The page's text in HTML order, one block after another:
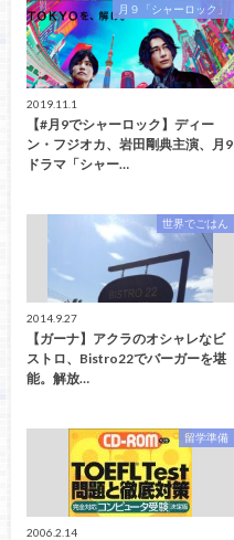
月９「シャーロック」
2019.11.1
【#月9でシャーロック】ディー
ン・フジオカ、岩田剛典主演、月9
ドラマ「シャー…
世界でごはん
2014.9.27
【ガーナ】アクラのオシャレなビ
ストロ、Bistro22でバーガーを堪
能。解放…
留学準備
2006.2.14